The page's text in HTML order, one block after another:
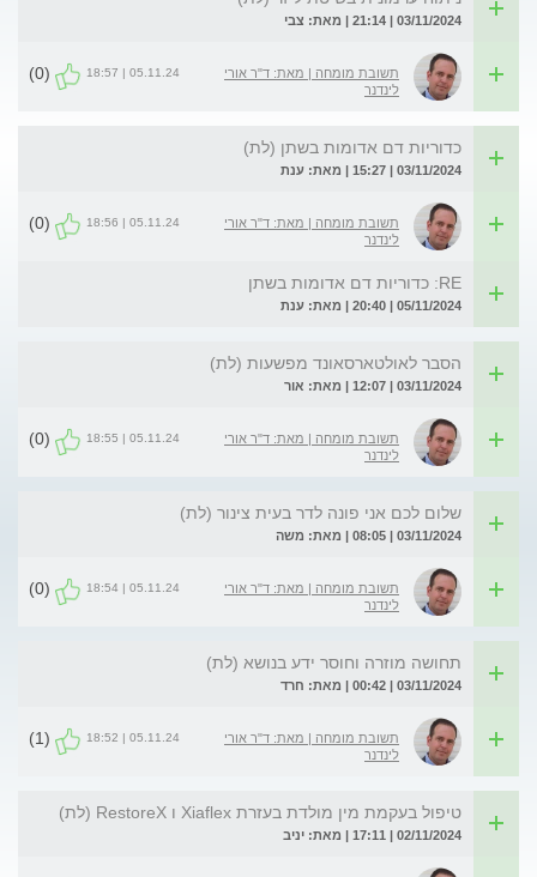
03/11/2024 | 21:14 | מאת: צבי
תשובת מומחה | מאת: ד"ר אורי
לינדנר
05.11.24 | 18:57
(0)
כדוריות דם אדומות בשתן (לת)
03/11/2024 | 15:27 | מאת: ענת
תשובת מומחה | מאת: ד"ר אורי
לינדנר
05.11.24 | 18:56
(0)
RE: כדוריות דם אדומות בשתן
05/11/2024 | 20:40 | מאת: ענת
הסבר לאולטארסאונד מפשעות (לת)
03/11/2024 | 12:07 | מאת: אור
תשובת מומחה | מאת: ד"ר אורי
לינדנר
05.11.24 | 18:55
(0)
שלום לכם אני פונה לדר בעית צינור (לת)
03/11/2024 | 08:05 | מאת: משה
תשובת מומחה | מאת: ד"ר אורי
לינדנר
05.11.24 | 18:54
(0)
תחושה מוזרה וחוסר ידע בנושא (לת)
03/11/2024 | 00:42 | מאת: חרד
תשובת מומחה | מאת: ד"ר אורי
לינדנר
05.11.24 | 18:52
(1)
טיפול בעקמת מין מולדת בעזרת Xiaflex ו RestoreX (לת)
02/11/2024 | 17:11 | מאת: יניב